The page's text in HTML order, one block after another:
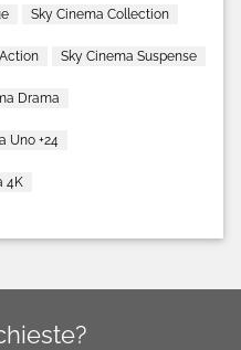
Sky Cinema Collection
Sky Cinema Suspense
Drama
Uno +24
4K